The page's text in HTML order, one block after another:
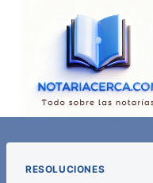
RESOLUCIONES